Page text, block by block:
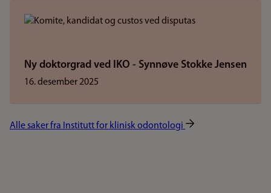
Ny doktorgrad ved IKO - Synnøve Stokke Jensen
16. desember 2025
Alle saker fra Institutt for klinisk odontologi